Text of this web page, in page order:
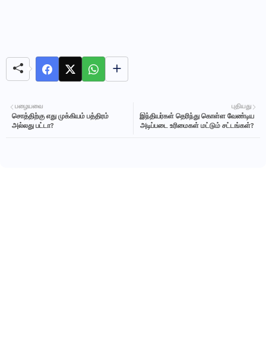
புதியது
இந்தியர்கள் தெரிந்து கொள்ள வேண்டிய
அடிப்படை உரிமைகள் மட்டும் சட்டங்கள்?
பழையவை
சொத்திற்கு எது முக்கியம் பத்திரம்
அல்லது பட்டா?